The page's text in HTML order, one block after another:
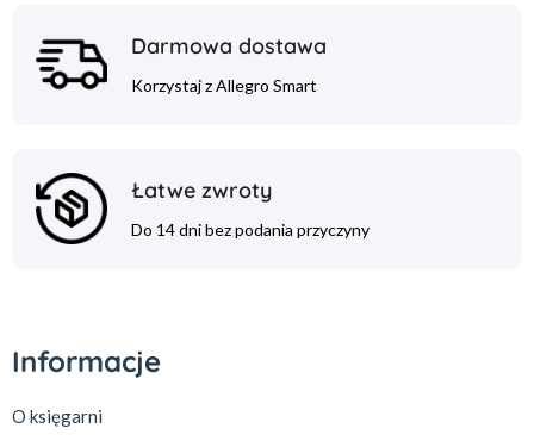
Darmowa dostawa
Korzystaj z Allegro Smart
Łatwe zwroty
Do 14 dni bez podania przyczyny
Informacje
O księgarni